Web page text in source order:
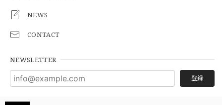
NEWS
CONTACT
NEWSLETTER
登録